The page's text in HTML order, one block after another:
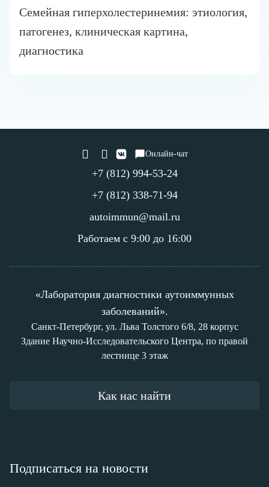
Семейная гиперхолестеринемия: этиология,
патогенез, клиническая картина,
диагностика
Онлайн-чат
+7 (812) 994-53-24
+7 (812) 338-71-94
autoimmun@mail.ru
Работаем с 9:00 до 16:00
«Лаборатория диагностики аутоиммунных
заболеваний».
Санкт-Петербург, ул. Льва Толстого 6/8, 28 корпус
Здание Научно-Исследовательского Центра, по правой
лестнице 3 этаж
Как нас найти
Подписаться на новости